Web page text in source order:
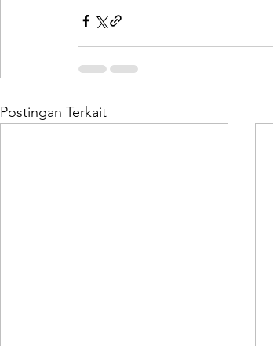
Postingan Terkait